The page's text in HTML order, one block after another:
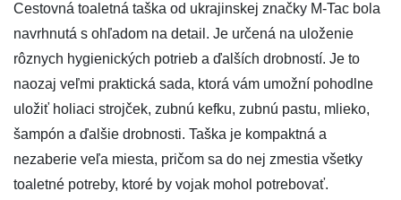
Cestovná toaletná taška od ukrajinskej značky M-Tac bola
navrhnutá s ohľadom na detail. Je určená na uloženie
rôznych hygienických potrieb a ďalších drobností. Je to
naozaj veľmi praktická sada, ktorá vám umožní pohodlne
uložiť holiaci strojček, zubnú kefku, zubnú pastu, mlieko,
šampón a ďalšie drobnosti. Taška je kompaktná a
nezaberie veľa miesta, pričom sa do nej zmestia všetky
toaletné potreby, ktoré by vojak mohol potrebovať.